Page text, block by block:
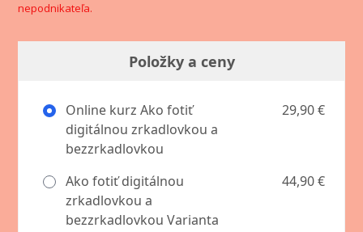
nepodnikateľa.
Položky a ceny
Online kurz Ako fotiť
digitálnou zrkadlovkou a
bezzrkadlovkou
29,90 €
Ako fotiť digitálnou
zrkadlovkou a
bezzrkadlovkou Varianta
44,90 €